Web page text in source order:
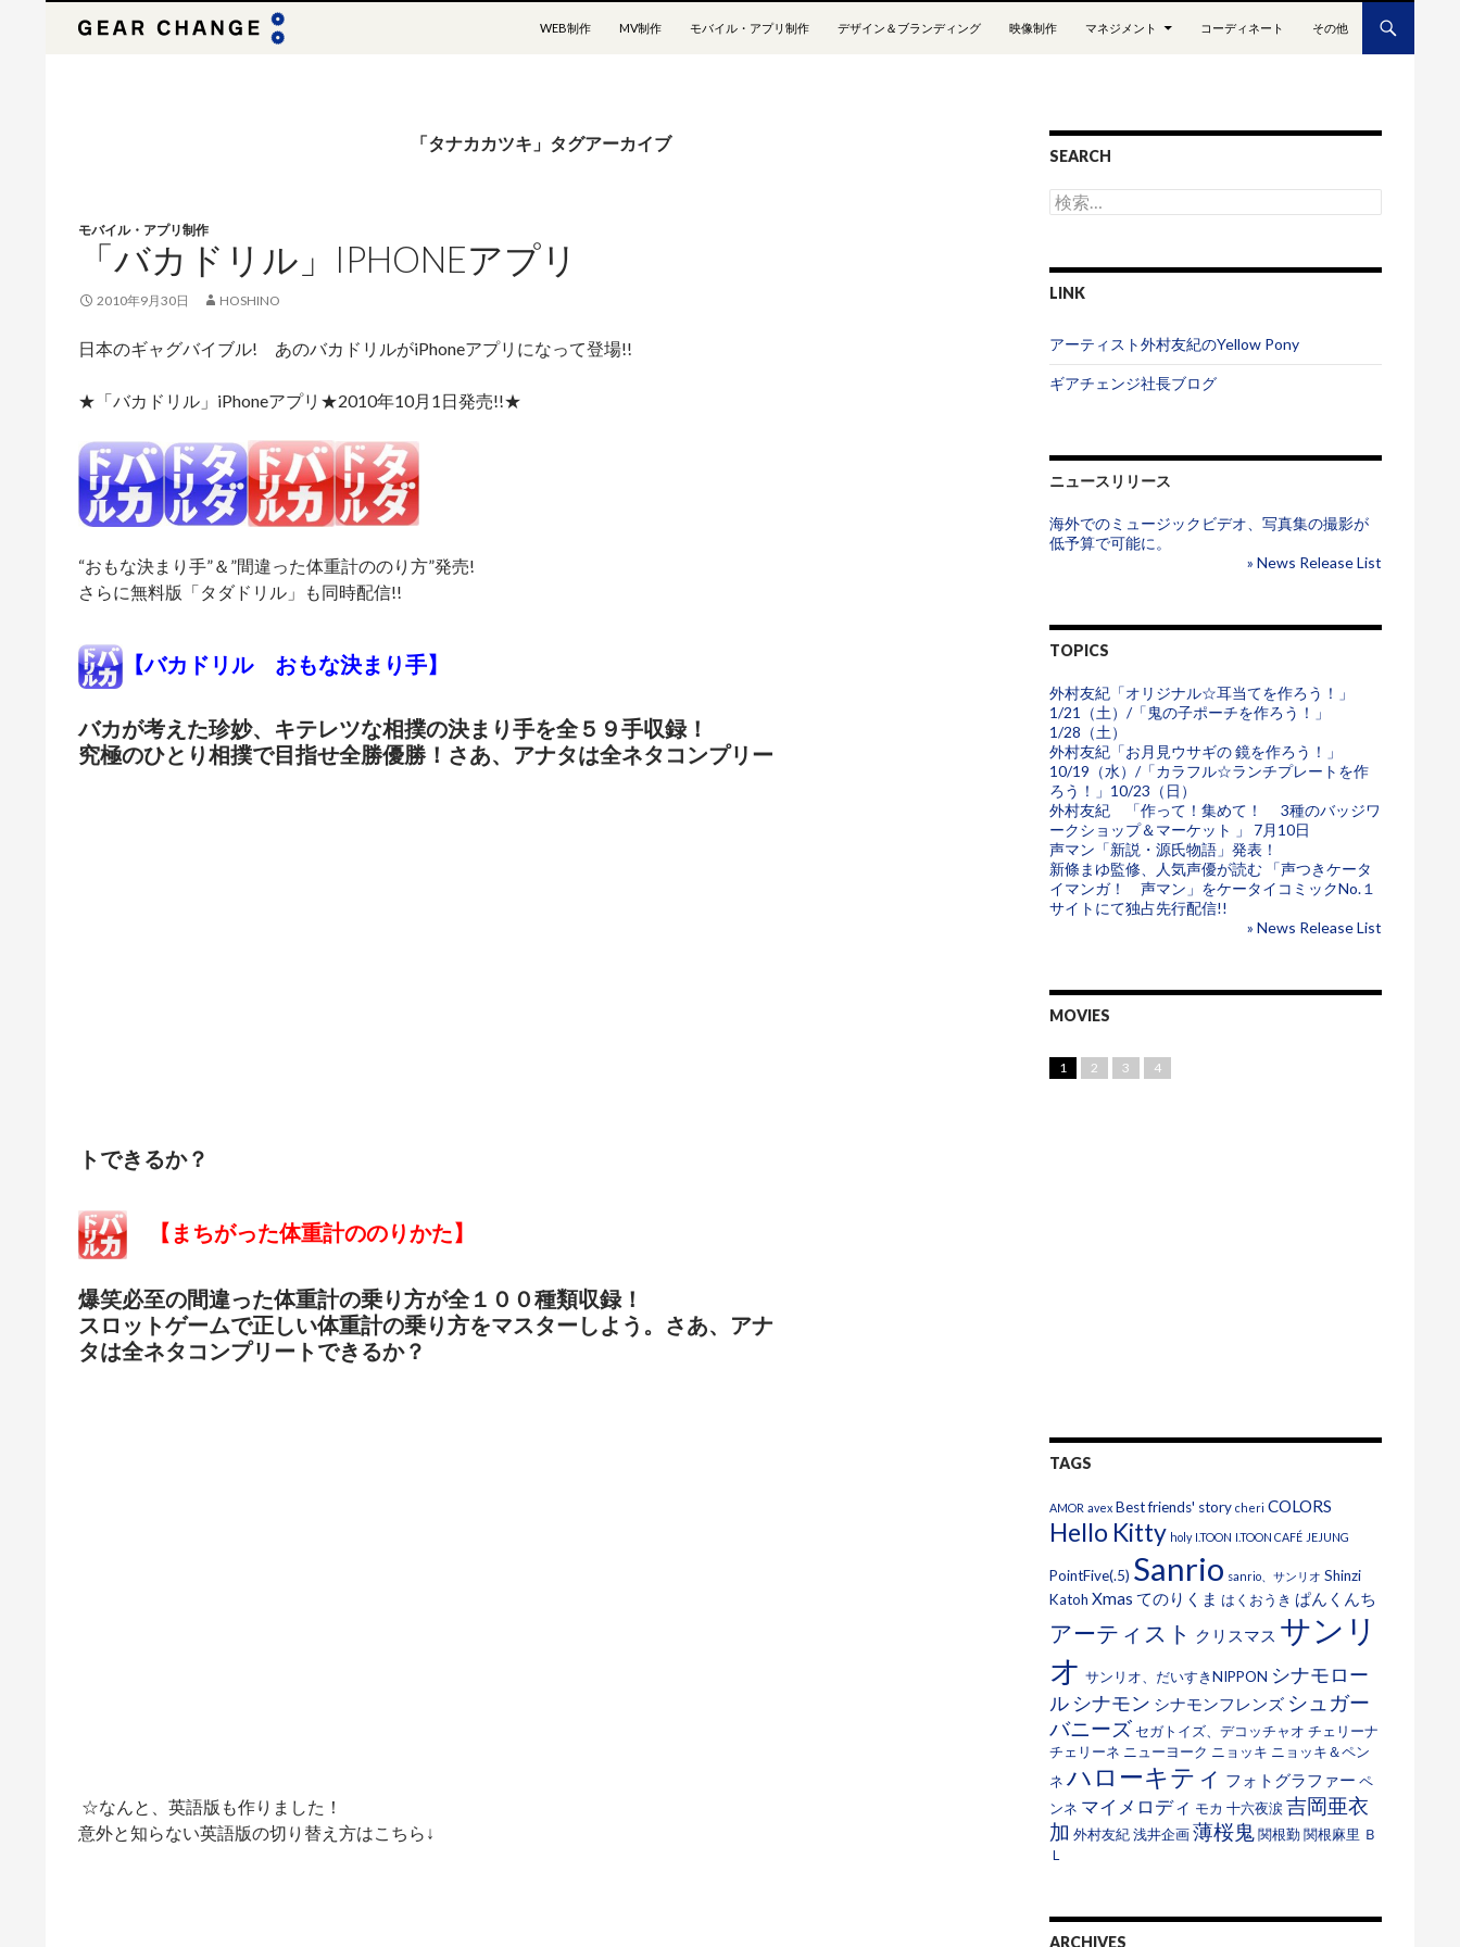
WEB制作
MV制作 モバイル・アプリ制作 デザイン＆ブランディング 映像制作 マネジメント コーディネート その他
「タナカカツキ」タグアーカイブ
モバイル・アプリ制作
「バカドリル」IPHONEアプリ
2010年9月30日 HOSHINO
日本のギャグバイブル! あのバカドリルがiPhoneアプリになって登場!!
★「バカドリル」iPhoneアプリ★2010年10月1日発売!!★
“おもな決まり手”＆”間違った体重計ののり方”発売!
さらに無料版「タダドリル」も同時配信!!
【バカドリル おもな決まり手】
バカが考えた珍妙、キテレツな相撲の決まり手を全５９手収録！
究極のひとり相撲で目指せ全勝優勝！さあ、アナタは全ネタコンプリー
トできるか？
【まちがった体重計ののりかた】
爆笑必至の間違った体重計の乗り方が全１００種類収録！
スロットゲームで正しい体重計の乗り方をマスターしよう。さあ、アナ
タは全ネタコンプリートできるか？
☆なんと、英語版も作りました！
意外と知らない英語版の切り替え方はこちら↓
SEARCH
検
索
LINK
アーティスト外村友紀のYellow Pony
ギアチェンジ社長ブログ
ニュースリリース
海外でのミュージックビデオ、写真集の撮影が
低予算で可能に。
» News Release List
TOPICS
外村友紀「オリジナル☆耳当てを作ろう！」
1/21（土）/「鬼の子ポーチを作ろう！」
1/28（土）
外村友紀「お月見ウサギの 鏡を作ろう！」
10/19（水）/「カラフル☆ランチプレートを作
ろう！」10/23（日）
外村友紀 「作って！集めて！ 3種のバッジワ
ークショップ＆マーケット 」 7月10日
声マン「新説・源氏物語」発表！
新條まゆ監修、人気声優が読む 「声つきケータ
イマンガ！ 声マン」をケータイコミックNo.１
サイトにて独占先行配信!!
» News Release List
MOVIES
1 2 3 4
TAGS
AMOR avex Best friends' story cheri COLORS
Hello Kitty holy I.TOON I.TOON CAFÉ JEJUNG
PointFive(.5) Sanrio sanrio、サンリオ Shinzi
Katoh Xmas てのりくま はくおうき ぱんくんち
アーティスト クリスマス サンリ
オ サンリオ、だいすきNIPPON シナモロー
ル シナモン シナモンフレンズ シュガー
バニーズ セガトイズ、デコッチャオ チェリーナ
チェリーネ ニューヨーク ニョッキ ニョッキ＆ペン
ネ ハローキティ フォトグラファー ペ
ンネ マイメロディ モカ 十六夜涙 吉岡亜衣
加 外村友紀浅井企画薄桜鬼関根勤関根麻里 Ｂ
Ｌ
ARCHIVES